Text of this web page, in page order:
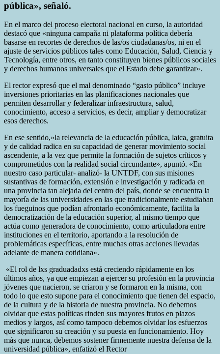
pública», señaló.
En el marco del proceso electoral nacional en curso, la autoridad
destacó que «ninguna campaña ni plataforma política debería
basarse en recortes de derechos de las/os ciudadanas/os, ni en el
ajuste de servicios públicos tales como Educación, Salud, Ciencia y
Tecnología, entre otros, en tanto constituyen bienes públicos sociales
y derechos humanos universales que el Estado debe garantizar».
El rector expresó que el mal denominado “gasto público” incluye
inversiones prioritarias en las planificaciones nacionales que
permiten desarrollar y federalizar infraestructura, salud,
conocimiento, acceso a servicios, es decir, ampliar y democratizar
esos derechos.
En ese sentido,»la relevancia de la educación pública, laica, gratuita
y de calidad radica en su capacidad de generar movimiento social
ascendente, a la vez que permite la formación de sujetos críticos y
comprometidos con la realidad social circundante», apuntó. «En
nuestro caso particular- analizó- la UNTDF, con sus misiones
sustantivas de formación, extensión e investigación y radicada en
una provincia tan alejada del centro del país, donde se encuentra la
mayoría de las universidades en las que tradicionalmente estudiaban
los fueguinos que podían afrontarlo económicamente, facilita la
democratización de la educación superior, al mismo tiempo que
actúa como generadora de conocimiento, como articuladora entre
instituciones en el territorio, aportando a la resolución de
problemáticas específicas, entre muchas otras acciones llevadas
adelante de manera cotidiana».
«El rol de lxs graduadadxs está creciendo rápidamente en los
últimos años, ya que empiezan a ejercer su profesión en la provincia
jóvenes que nacieron, se criaron y se formaron en la misma, con
todo lo que esto supone para el conocimiento que tienen del espacio,
de la cultura y de la historia de nuestra provincia. No debemos
olvidar que estas políticas rinden sus mayores frutos en plazos
medios y largos, así como tampoco debemos olvidar los esfuerzos
que significaron su creación y su puesta en funcionamiento. Hoy
más que nunca, debemos sostener firmemente nuestra defensa de la
universidad pública», enfatizó el Rector